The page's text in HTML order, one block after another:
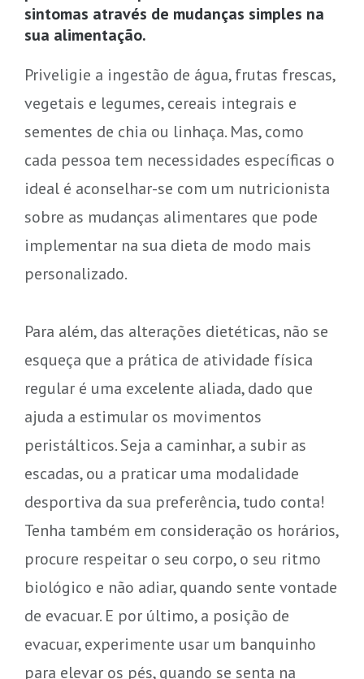
sintomas através de mudanças simples na
sua alimentação.
Priveligie a ingestão de água, frutas frescas,
vegetais e legumes, cereais integrais e
sementes de chia ou linhaça. Mas, como
cada pessoa tem necessidades específicas o
ideal é aconselhar-se com um nutricionista
sobre as mudanças alimentares que pode
implementar na sua dieta de modo mais
personalizado.
Para além, das alterações dietéticas, não se
esqueça que a prática de atividade física
regular é uma excelente aliada, dado que
ajuda a estimular os movimentos
peristálticos. Seja a caminhar, a subir as
escadas, ou a praticar uma modalidade
desportiva da sua preferência, tudo conta!
Tenha também em consideração os horários,
procure respeitar o seu corpo, o seu ritmo
biológico e não adiar, quando sente vontade
de evacuar. E por último, a posição de
evacuar, experimente usar um banquinho
para elevar os pés, quando se senta na